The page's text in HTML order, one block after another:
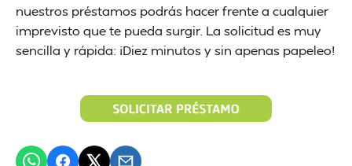
nuestros préstamos podrás hacer frente a cualquier
imprevisto que te pueda surgir. La solicitud es muy
sencilla y rápida: ¡Diez minutos y sin apenas papeleo!